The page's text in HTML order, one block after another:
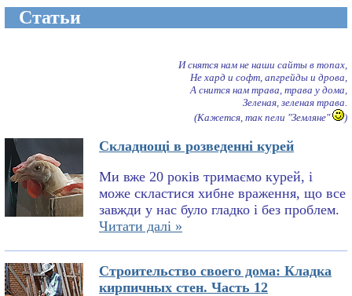
Cтатьи
И снятся нам не наши сайты в топах,
Не хард и софт, апгрейды и дрова,
А снится нам трава, трава у дома,
Зеленая, зеленая трава.
(Кажется, так пели "Земляне"
)
Складнощі в розведенні курей
Ми вже 20 років тримаємо курей, і
може скластися хибне враження, що все
завжди у нас було гладко і без проблем.
Читати далі »
Строительство своего дома: Кладка
кирпичных стен. Часть 12